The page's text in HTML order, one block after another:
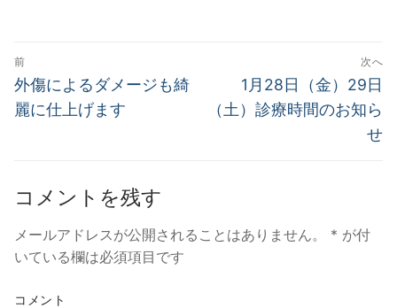
投
稿
ナ
ー
シ
ョ
ン
前
過
去
外傷によるダメージも綺
麗に仕上げます
次へ
次
の
1月28日（金）29日
（土）診療時間のお知ら
せ
コメントを残す
メールアドレスが公開されることはありません。 * が付
いている欄は必須項目です
コメント